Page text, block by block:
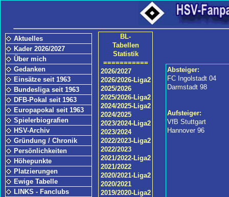
Aktuelles
Kader 2026/2027
Über mich
Gedanken
Einsätze seit 1963
Bundesliga seit 1963
DFB-Pokal seit 1963
Europapokal seit 1963
Spielerbiografien
HSV-Archiv
Gründung / Chronik
Persönlichkeiten
Höhepunkte
Platzierungen
Ewige Tabelle
LINKS - Fanclubs
Absteiger:
FC Ingolstadt 04
Darmstadt 98
Aufsteiger:
VfB Stuttgart
Hannover 96
BL-
Tabellen
Statistik
===========
2026/2027
2026/2026-Liga2
2025/2026
2025/2026-Liga2
2024/2025-Liga2
2024/2025
2023/2024-Liga2
2023/2024
2022/2023-Liga2
2022/2023
2021/2022-Liga2
2021/2022
2020/2021-Liga2
2020/2021
2019/2020-Liga2